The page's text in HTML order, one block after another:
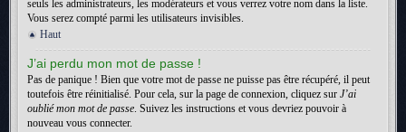
seuls les administrateurs, les modérateurs et vous verrez votre nom dans la liste.
Vous serez compté parmi les utilisateurs invisibles.
Haut
J’ai perdu mon mot de passe !
Pas de panique ! Bien que votre mot de passe ne puisse pas être récupéré, il peut
toutefois être réinitialisé. Pour cela, sur la page de connexion, cliquez sur J’ai
oublié mon mot de passe. Suivez les instructions et vous devriez pouvoir à
nouveau vous connecter.